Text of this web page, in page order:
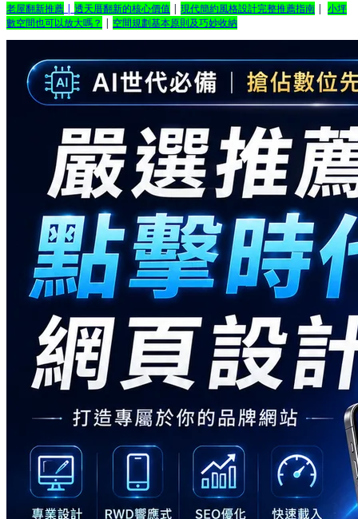
老屋翻新推薦 | 透天厝翻新的核心價值 | 現代簡約風格設計完整推薦指南 | 小坪
數空間也可以放大嗎？ | 空間規劃基本原則及巧妙收納